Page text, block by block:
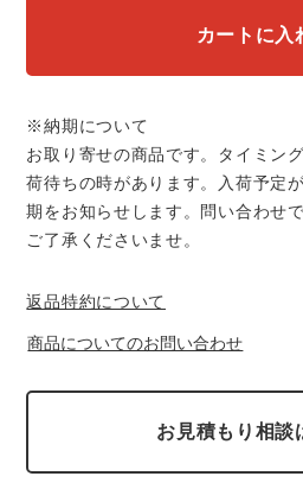
カートに入
※納期について
お取り寄せの商品です。タイミン
荷待ちの時があります。入荷予定
期をお知らせします。問い合わせ
ご了承くださいませ。
返品特約について
商品についてのお問い合わせ
お見積もり相談